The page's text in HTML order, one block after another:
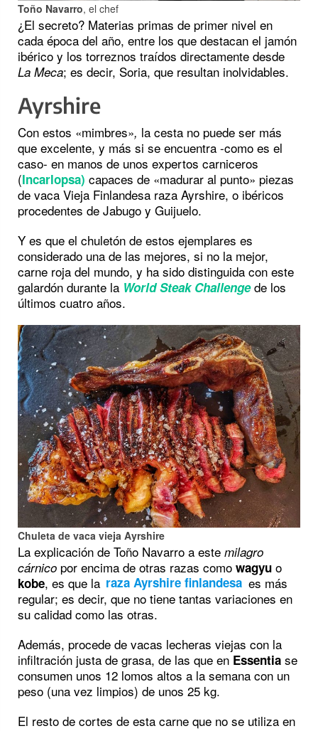
Toño Navarro, el chef
¿El secreto? Materias primas de primer nivel en
cada época del año, entre los que destacan el jamón
ibérico y los torreznos traídos directamente desde
La Meca; es decir, Soria, que resultan inolvidables.
Ayrshire
Con estos «mimbres», la cesta no puede ser más
que excelente, y más si se encuentra -como es el
caso- en manos de unos expertos carniceros
(Incarlopsa) capaces de «madurar al punto» piezas
de vaca Vieja Finlandesa raza Ayrshire, o ibéricos
procedentes de Jabugo y Guijuelo.
Y es que el chuletón de estos ejemplares es
considerado una de las mejores, si no la mejor,
carne roja del mundo, y ha sido distinguida con este
galardón durante la World Steak Challengede los
últimos cuatro años.
Chuleta de vaca vieja Ayrshire
La explicación de Toño Navarro a este milagro
cárnico por encima de otras razas como wagyu o
kobe, es que la raza Ayrshire finlandesa es más
regular; es decir, que no tiene tantas variaciones en
su calidad como las otras.
Además, procede de vacas lecheras viejas con la
infiltración justa de grasa, de las que en Essentia se
consumen unos 12 lomos altos a la semana con un
peso (una vez limpios) de unos 25 kg.
El resto de cortes de esta carne que no se utiliza en